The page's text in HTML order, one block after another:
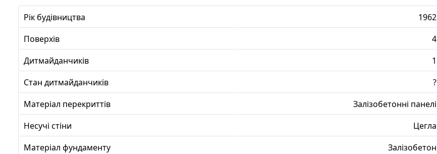
Рік будівництва
1962
Поверхів
4
Дитмайданчиків
1
Стан дитмайданчиків
?
Матеріал перекриттів
Залізобетонні панелі
Несучі стіни
Цегла
Матеріал фундаменту
Залізобетон